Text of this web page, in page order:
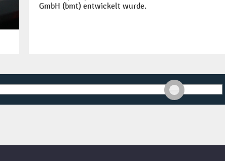
GmbH (bmt) entwickelt wurde.